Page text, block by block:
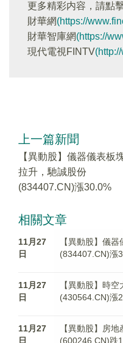
更多精彩内容，請點擊
財華網(https://
財華智庫網(https://
現代電視FINTV
上一篇新聞
【異動股】儀器儀表板
拉升，馳誠股份
(834407.CN)漲30.0%
相關文章
11月27
日
【異動股】儀
(834407.CN)漲
11月27
日
【異動股】時
(430564.CN)漲
11月27
日
【異動股】房
(600246.CN)跌